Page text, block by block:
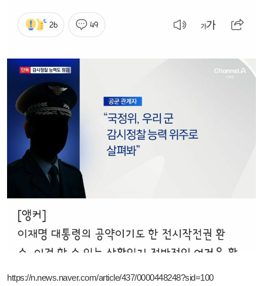
https://n.news.naver.com/article/437/0000448248?sid=100